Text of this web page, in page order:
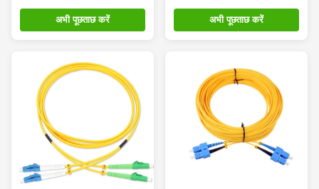
दूरसंचार संचार के लिए अनुकूलित
अभी पूछताछ करें अभी पूछताछ करें